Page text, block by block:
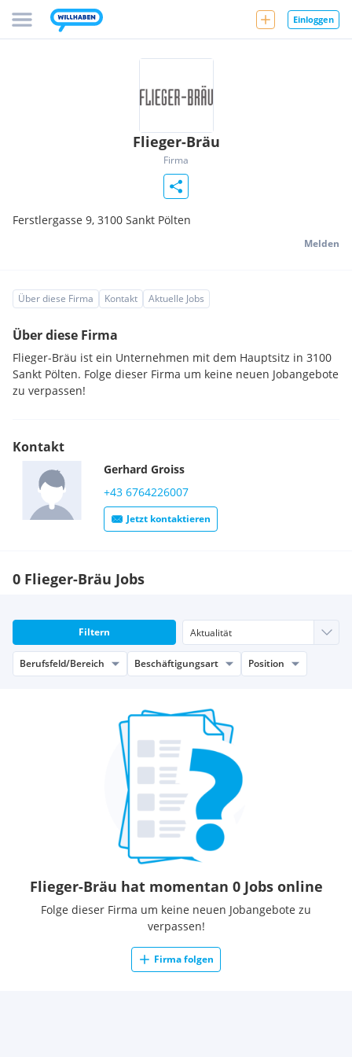
Einloggen
Flieger-Bräu
Firma
Ferstlergasse 9, 3100 Sankt Pölten
Melden
Über diese Firma Kontakt Aktuelle Jobs
Über diese Firma
Flieger-Bräu ist ein Unternehmen mit dem Hauptsitz in 3100
Sankt Pölten. Folge dieser Firma um keine neuen Jobangebote
zu verpassen!
Kontakt
Gerhard Groiss
+43 6764226007
Jetzt kontaktieren
0 Flieger-Bräu Jobs
Filtern
Berufsfeld/Bereich Beschäftigungsart Position
Flieger-Bräu hat momentan 0 Jobs online
Folge dieser Firma um keine neuen Jobangebote zu
verpassen!
Firma folgen